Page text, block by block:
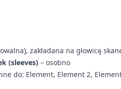
zakładana na głowicę
(sleeves) – osobno
do: Element, Element 2,